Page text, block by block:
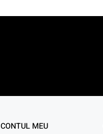
CONTUL MEU